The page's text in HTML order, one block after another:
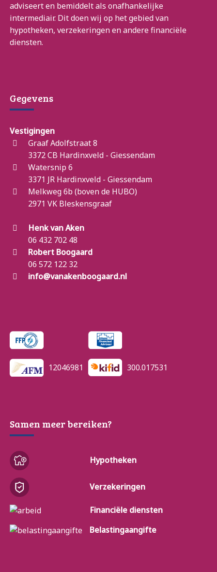
adviseert en bemiddelt als onafhankelijke
intermediair. Dit doen wij op het gebied van
hypotheken, verzekeringen en andere financiële
diensten.
Gegevens
Vestigingen
Graaf Adolfstraat 8
3372 CB Hardinxveld - Giessendam
Watersnip 6
3371 JR Hardinxveld - Giessendam
Melkweg 6b (boven de HUBO)
2971 VK Bleskensgraaf
Henk van Aken
06 432 702 48
Robert Boogaard
06 572 122 32
info@vanakenboogaard.nl
12046981 300.017531
Samen meer bereiken?
Hypotheken
Verzekeringen
Financiële diensten
Belastingaangifte